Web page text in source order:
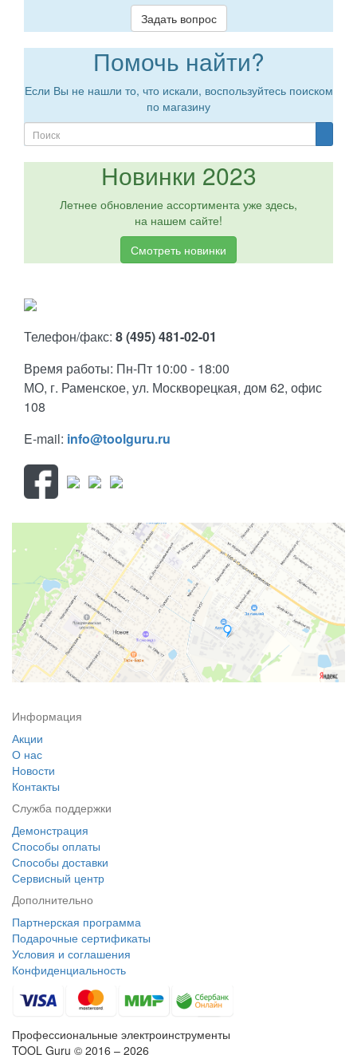
Задать вопрос
Помочь найти?
Если Вы не нашли то, что искали, воспользуйтесь поиском
по магазину
Новинки 2023
Летнее обновление ассортимента уже здесь,
на нашем сайте!
Смотреть новинки
Телефон/факс: 8 (495) 481-02-01
Время работы: Пн-Пт 10:00 - 18:00
МО, г. Раменское, ул. Москворецкая, дом 62, офис
108
E-mail: info@toolguru.ru
Информация
Акции
О нас
Новости
Контакты
Служба поддержки
Демонстрация
Способы оплаты
Способы доставки
Сервисный центр
Дополнительно
Партнерская программа
Подарочные сертификаты
Условия и соглашения
Конфиденциальность
Профессиональные электроинструменты
TOOL Guru © 2016 – 2026